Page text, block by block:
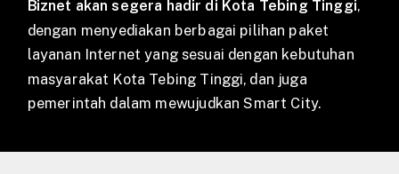
Biznet akan segera hadir di Kota Tebing Tinggi,
dengan menyediakan berbagai pilihan paket
layanan Internet yang sesuai dengan kebutuhan
masyarakat Kota Tebing Tinggi, dan juga
pemerintah dalam mewujudkan Smart City.